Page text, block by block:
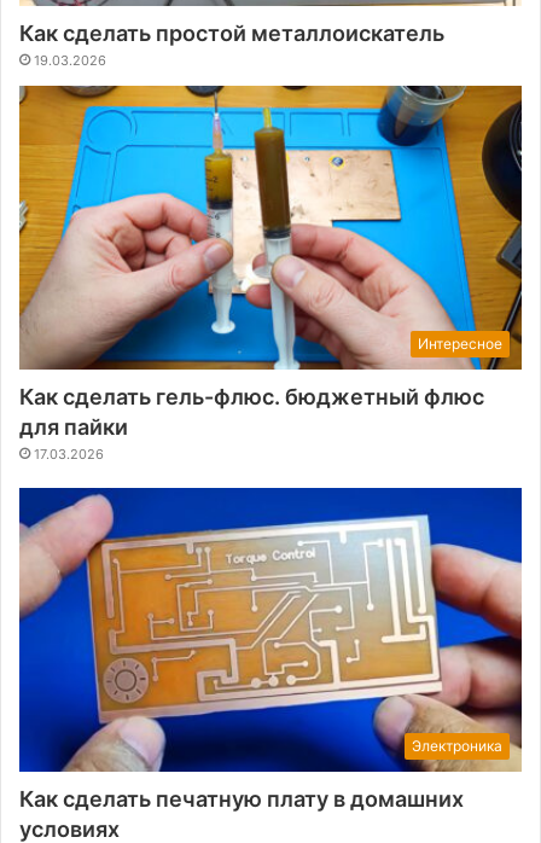
Как сделать простой металлоискатель
19.03.2026
Интересное
Как сделать гель-флюс. бюджетный флюс
для пайки
17.03.2026
Электроника
Как сделать печатную плату в домашних
условиях